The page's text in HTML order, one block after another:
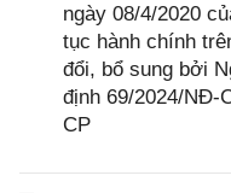
ngày 08/4/2020
tục hành chính
đổi, bổ sung bởi
định 69/2024/NĐ-
CP